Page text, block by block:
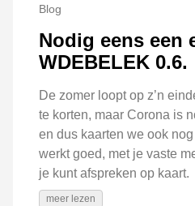
Blog
Nodig eens een
WDEBELEK 0.6.
De zomer loopt op z’n
te korten, maar Corona is
en dus kaarten we ook
werkt goed, met je vaste
je kunt afspreken op kaart.
meer lezen